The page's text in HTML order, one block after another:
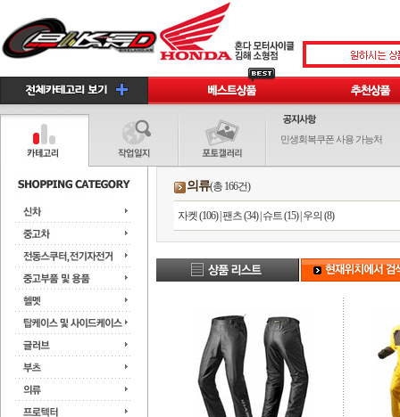
민생회복쿠폰 사용 가능처
의류(총 166건)
자켓 (106)|팬츠 (34)| 슈트 (15)| 우의 (8)